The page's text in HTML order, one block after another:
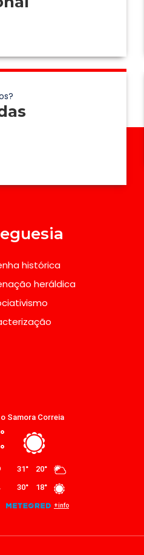
histórica
heráldica